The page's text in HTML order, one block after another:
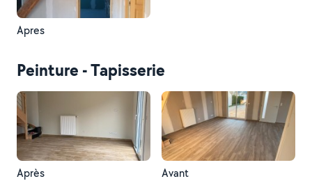
Apres
Peinture - Tapisserie
Après Avant